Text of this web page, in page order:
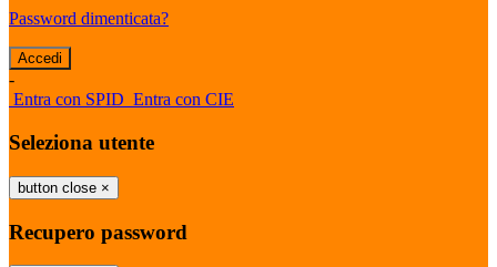
Password dimenticata?
-
Entra con SPID Entra con CIE
Seleziona utente
button close ×
Recupero password